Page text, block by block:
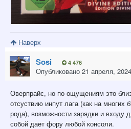
Наверх
Sosi 4 476
Опубликовано 21 апреля, 2024
Оверпрайс, но по ощущениям это
отсуствию инпут лага (как на многих
рода), возможности зарядки и входу
собой дает фору любой консоли.